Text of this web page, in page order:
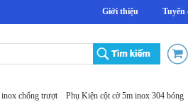
Giới thiệu Tuyển
chống trượt Phụ Kiện cột cờ 5m inox 304 bóng